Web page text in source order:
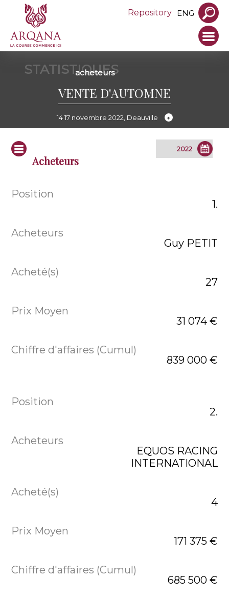
Repository ENG
STATISTIQUES
acheteurs
VENTE D'AUTOMNE
14 17 novembre 2022, Deauville
Acheteurs
1.
Guy PETIT
27
31 074 €
839 000 €
2.
EQUOS RACING
INTERNATIONAL
4
171 375 €
685 500 €